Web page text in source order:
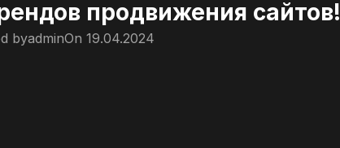
продвижения сайтов!
byadminOn 19.04.2024